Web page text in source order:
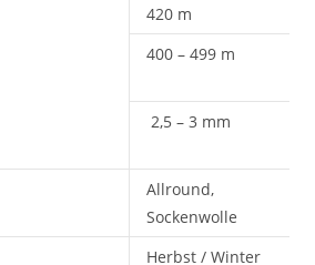
420 m
400 – 499 m
2,5 – 3 mm
Allround,
Sockenwolle
Herbst / Winter